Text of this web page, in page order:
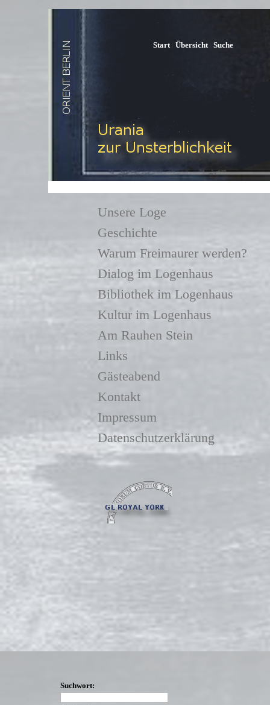
Start| Übersicht| Suche
Unsere Loge
Geschichte
Warum Freimaurer werden?
Dialog im Logenhaus
Bibliothek im Logenhaus
Kultur im Logenhaus
Am Rauhen Stein
Links
Gästeabend
Kontakt
Impressum
Datenschutzerklärung
Suchwort: